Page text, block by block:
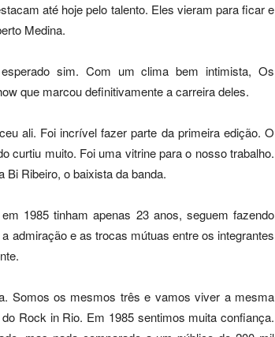
até hoje pelo talento. Eles vieram para ficar e
Medina.
sim. Com um clima bem intimista, Os
que marcou definitivamente a carreira deles.
ali. Foi incrível fazer parte da primeira edição. O
curtiu muito. Foi uma vitrine para o nosso trabalho.
Ribeiro, o baixista da banda.
1985 tinham apenas 23 anos, seguem fazendo
admiração e as trocas mútuas entre os integrantes
Somos os mesmos três e vamos viver a mesma
Rock in Rio. Em 1985 sentimos muita confiança.